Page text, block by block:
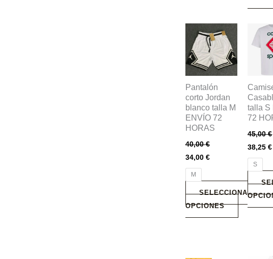
Pantalón
corto Jordan
blanco talla M
ENVÍO 72
HORAS
40,00€
34,00 €
M
SELECCIONAR
OPCIONES
producto
tiene
múltiples
variantes.
Las
opciones
se
elegir
en
página
de
talla S
72
45,00€
38,25€
S
Este
Las
se
pueden
elegir
en